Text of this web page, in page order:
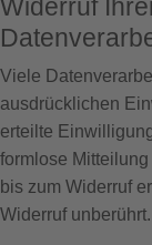
Widerruf
Viele
ausdrücklichen
erteilte
formlose
bis zum Widerruf
Widerruf unberührt.